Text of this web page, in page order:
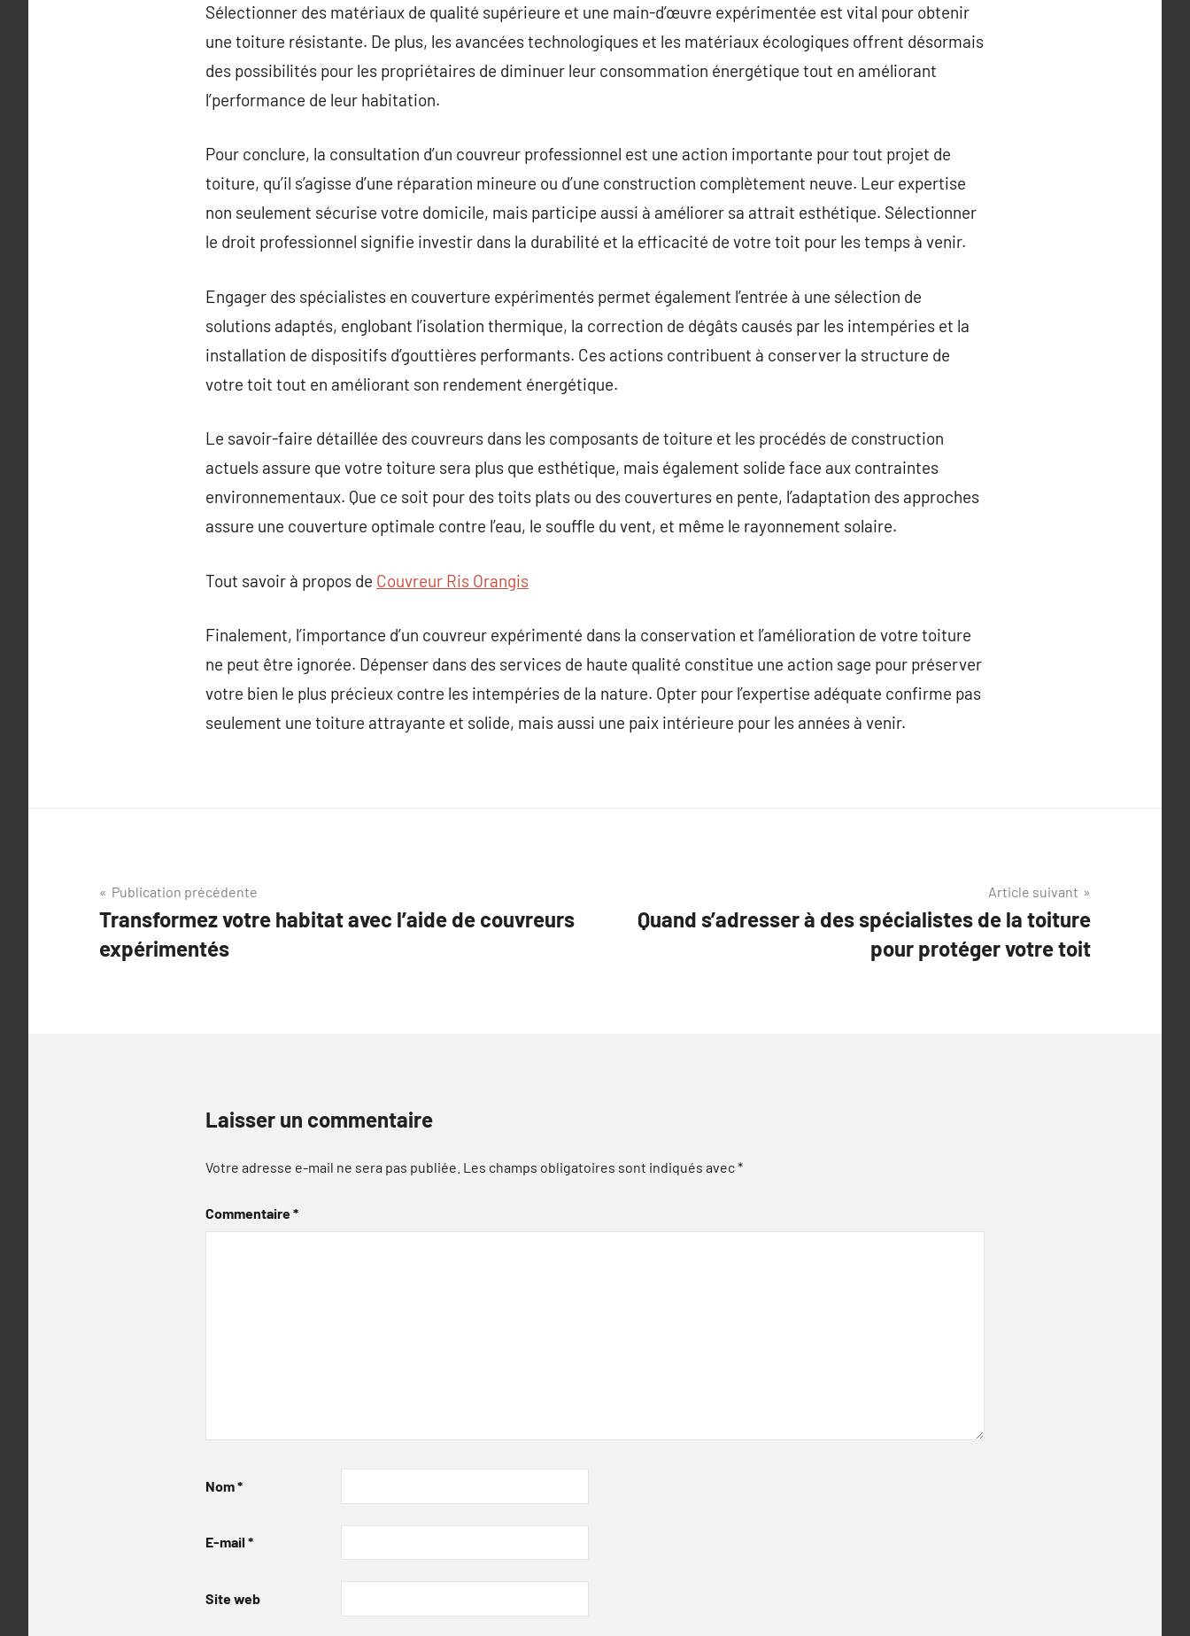
Sélectionner des matériaux de qualité supérieure et une main-d’œuvre expérimentée est vital pour obtenir
une toiture résistante. De plus, les avancées technologiques et les matériaux écologiques offrent désormais
des possibilités pour les propriétaires de diminuer leur consommation énergétique tout en améliorant
l’performance de leur habitation.
Pour conclure, la consultation d’un couvreur professionnel est une action importante pour tout projet de
toiture, qu’il s’agisse d’une réparation mineure ou d’une construction complètement neuve. Leur expertise
non seulement sécurise votre domicile, mais participe aussi à améliorer sa attrait esthétique. Sélectionner
le droit professionnel signifie investir dans la durabilité et la efficacité de votre toit pour les temps à venir.
Engager des spécialistes en couverture expérimentés permet également l’entrée à une sélection de
solutions adaptés, englobant l’isolation thermique, la correction de dégâts causés par les intempéries et la
installation de dispositifs d’gouttières performants. Ces actions contribuent à conserver la structure de
votre toit tout en améliorant son rendement énergétique.
Le savoir-faire détaillée des couvreurs dans les composants de toiture et les procédés de construction
actuels assure que votre toiture sera plus que esthétique, mais également solide face aux contraintes
environnementaux. Que ce soit pour des toits plats ou des couvertures en pente, l’adaptation des approches
assure une couverture optimale contre l’eau, le souffle du vent, et même le rayonnement solaire.
Tout savoir à propos de Couvreur Ris Orangis
Finalement, l’importance d’un couvreur expérimenté dans la conservation et l’amélioration de votre toiture
ne peut être ignorée. Dépenser dans des services de haute qualité constitue une action sage pour préserver
votre bien le plus précieux contre les intempéries de la nature. Opter pour l’expertise adéquate confirme pas
seulement une toiture attrayante et solide, mais aussi une paix intérieure pour les années à venir.
Navigation
de
l’article
Publication précédente
Transformez votre habitat avec l’aide de couvreurs
expérimentés
Article suivant
Quand s’adresser à des spécialistes de la toiture
pour protéger votre toit
Laisser un commentaire
Votre adresse e-mail ne sera pas publiée. Les champs obligatoires sont indiqués avec*
Commentaire*
Nom*
E-mail *
Site web